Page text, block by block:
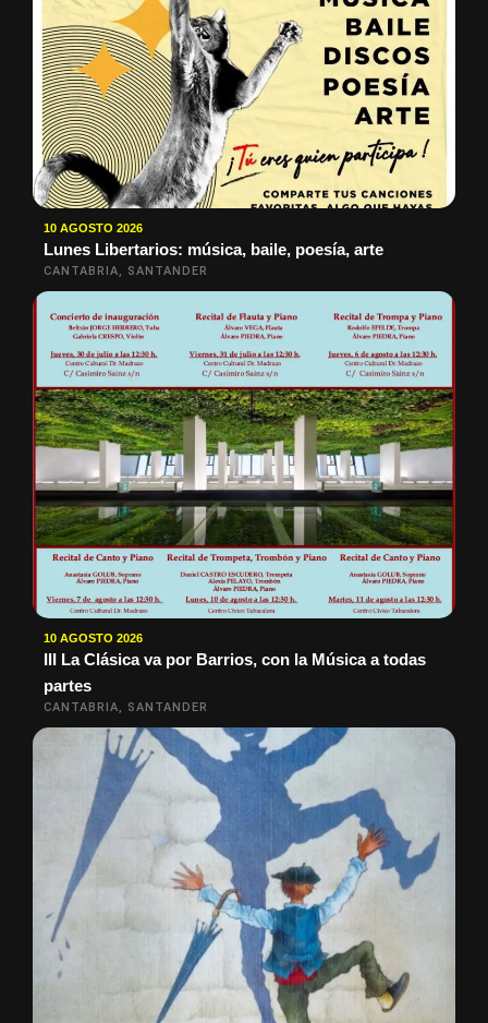
10 AGOSTO 2026
Lunes Libertarios: música, baile, poesía, arte
CANTABRIA, SANTANDER
10 AGOSTO 2026
III La Clásica va por Barrios, con la Música a todas
partes
CANTABRIA, SANTANDER